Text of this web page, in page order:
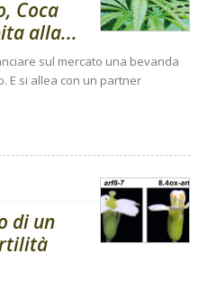
Coca
alla...
sul mercato una bevanda
E si allea con un partner
di un